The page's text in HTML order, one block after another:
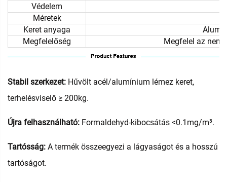
Védelem
Méretek
Keret anyaga
Megfelelőség
Megfelel az
Stabil szerkezet: Hűvölt acél/alumínium lémez keret,
terhelésviselő ≥ 200kg.
Újra felhasználható: Formaldehyd-kibocsátás <0.1mg/m³.
Tartósság: A termék összeegyezi a lágyaságot és a hosszú
tartóságot.